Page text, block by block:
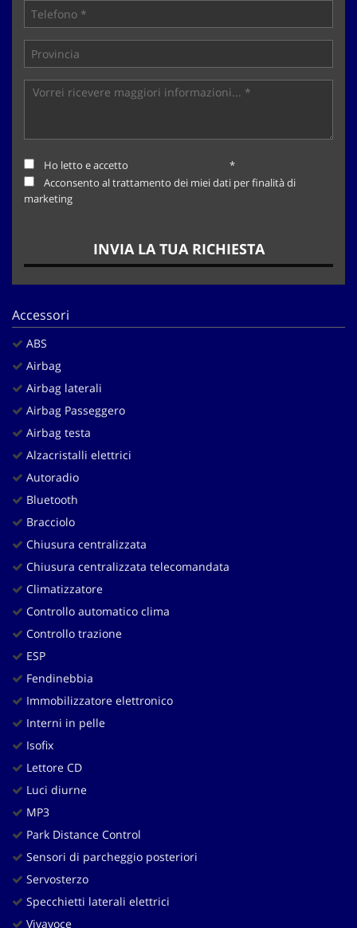
Ho letto e accetto
*
Acconsento al trattamento dei miei dati per finalità di
marketing
INVIA LA TUA RICHIESTA
Accessori
ABS
Airbag
Airbag laterali
Airbag Passeggero
Airbag testa
Alzacristalli elettrici
Autoradio
Bluetooth
Bracciolo
Chiusura centralizzata
Chiusura centralizzata telecomandata
Climatizzatore
Controllo automatico clima
Controllo trazione
ESP
Fendinebbia
Immobilizzatore elettronico
Interni in pelle
Isofix
Lettore CD
Luci diurne
MP3
Park Distance Control
Sensori di parcheggio posteriori
Servosterzo
Specchietti laterali elettrici
Vivavoce
Cookie delle preferenze
Cookie per il miglioramento dell'esperienza utente
Cookie analitici
Leggi
la
Salva